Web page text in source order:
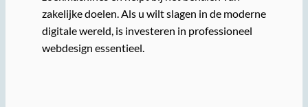
zakelijke doelen. Als u wilt slagen in de moderne
digitale wereld, is investeren in professioneel
webdesign essentieel.